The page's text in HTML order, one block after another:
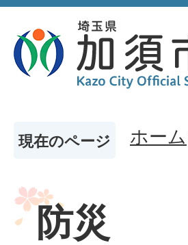
現在のページ ホーム
防災